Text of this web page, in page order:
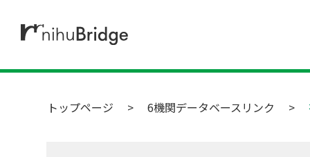
トップページ 6機関データベースリンク